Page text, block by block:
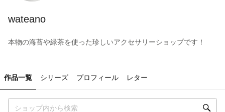
wateano
本物の海苔や緑茶を使った珍しいアクセサリーショップです！
作品一覧 シリーズ プロフィール レター